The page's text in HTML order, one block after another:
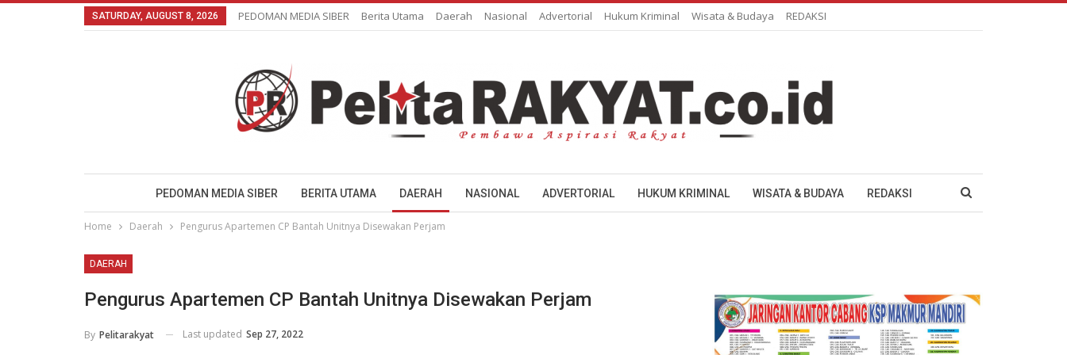
SATURDAY, AUGUST 8, 2026 PEDOMAN MEDIA SIBER Berita Utama Daerah Nasional Advertorial Hukum Kriminal Wisata & Budaya REDAKSI
PEDOMAN MEDIA SIBER BERITA UTAMA DAERAH NASIONAL ADVERTORIAL HUKUM KRIMINAL WISATA & BUDAYA REDAKSI
Home Daerah Pengurus Apartemen CP Bantah Unitnya Disewakan Perjam
DAERAH
Pengurus Apartemen CP Bantah Unitnya Disewakan Perjam
By Pelitarakyat Last updated Sep 27, 2022